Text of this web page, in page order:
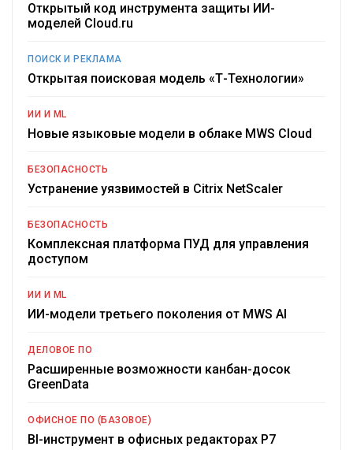
Открытый код инструмента защиты ИИ-
моделей Cloud.ru
ПОИСК И РЕКЛАМА
Открытая поисковая модель «Т-Технологии»
ИИ И ML
Новые языковые модели в облаке MWS Cloud
БЕЗОПАСНОСТЬ
Устранение уязвимостей в Citrix NetScaler
БЕЗОПАСНОСТЬ
Комплексная платформа ПУД для управления
доступом
ИИ И ML
ИИ-модели третьего поколения от MWS AI
ДЕЛОВОЕ ПО
Расширенные возможности канбан-досок
GreenData
ОФИСНОЕ ПО (БАЗОВОЕ)
BI-инструмент в офисных редакторах Р7